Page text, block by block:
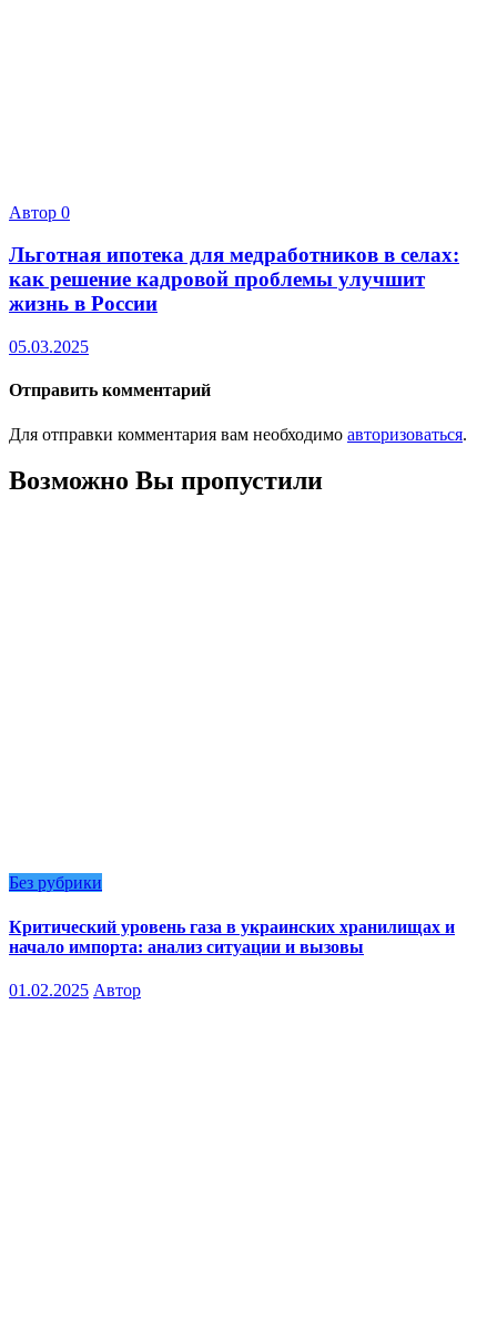
Автор 0
Льготная ипотека для медработников в селах:
как решение кадровой проблемы улучшит
жизнь в России
05.03.2025
Отправить комментарий
Для отправки комментария вам необходимо авторизоваться.
Возможно Вы пропустили
Без рубрики
Критический уровень газа в украинских хранилищах и
начало импорта: анализ ситуации и вызовы
01.02.2025 Автор